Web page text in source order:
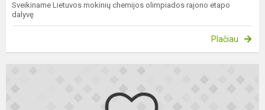
Sveikiname Lietuvos mokinių chemijos olimpiados rajono etapo
dalyvę
Plačiau